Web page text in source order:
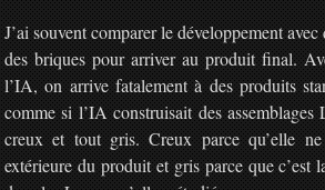
J’ai souvent comparer le développement
des briques pour arriver au produit final.
l’IA, on arrive fatalement à des produits
comme si l’IA construisait des assemblages
creux et tout gris. Creux parce qu’elle
extérieure du produit et gris parce que c’est